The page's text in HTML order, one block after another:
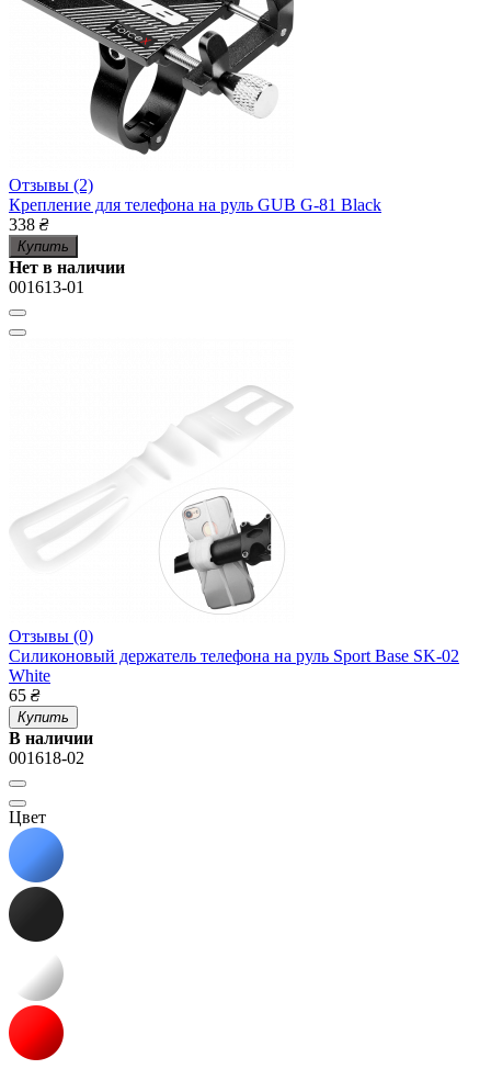
Отзывы (2)
Крепление для телефона на руль GUB G-81 Black
338 ₴
Купить
Нет в наличии
001613-01
Отзывы (0)
Силиконовый держатель телефона на руль Sport Base SK-02
White
65 ₴
Купить
В наличии
001618-02
Цвет